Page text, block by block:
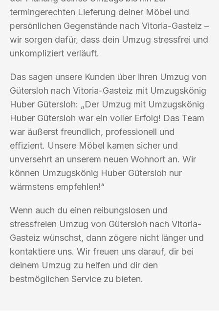
termingerechten Lieferung deiner Möbel und
persönlichen Gegenstände nach Vitoria-Gasteiz –
wir sorgen dafür, dass dein Umzug stressfrei und
unkompliziert verläuft.
Das sagen unsere Kunden über ihren Umzug von
Gütersloh nach Vitoria-Gasteiz mit Umzugskönig
Huber Gütersloh: „Der Umzug mit Umzugskönig
Huber Gütersloh war ein voller Erfolg! Das Team
war äußerst freundlich, professionell und
effizient. Unsere Möbel kamen sicher und
unversehrt an unserem neuen Wohnort an. Wir
können Umzugskönig Huber Gütersloh nur
wärmstens empfehlen!“
Wenn auch du einen reibungslosen und
stressfreien Umzug von Gütersloh nach Vitoria-
Gasteiz wünschst, dann zögere nicht länger und
kontaktiere uns. Wir freuen uns darauf, dir bei
deinem Umzug zu helfen und dir den
bestmöglichen Service zu bieten.